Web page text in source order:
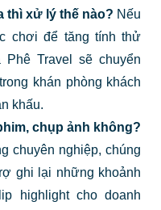
thì xử lý thế nào? Nếu
chơi để tăng tính thử
Travel sẽ chuyển
khán phòng khách
khấu.
chụp ảnh không?
chuyên nghiệp, chúng
ghi lại những khoảnh
highlight cho doanh